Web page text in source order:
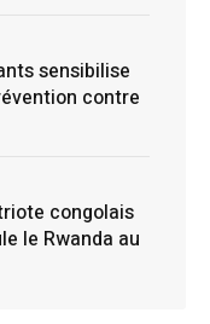
sensibilise
contre
congolais
le Rwanda au